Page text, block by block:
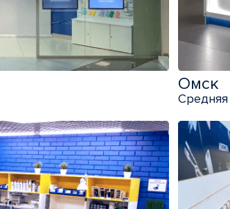
Омск